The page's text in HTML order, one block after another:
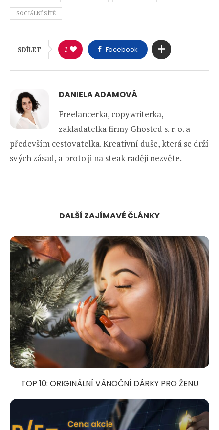
SOCIÁLNÍ SÍTĚ
SDÍLET 1 Facebook
DANIELA ADAMOVÁ
Freelancerka, copywriterka,
zakladatelka firmy Ghosted s. r. o. a
především cestovatelka. Kreativní duše, která se drží
svých zásad, a proto ji na steak raději nezvěte.
DALŠÍ ZAJÍMAVÉ ČLÁNKY
TOP 10: ORIGINÁLNÍ VÁNOČNÍ DÁRKY PRO ŽENU